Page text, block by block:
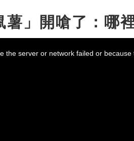
」開嗆了：哪
the server or network failed or because